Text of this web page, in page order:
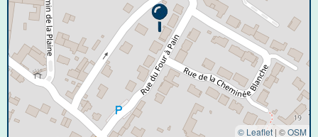
© Leaflet | ©OSM